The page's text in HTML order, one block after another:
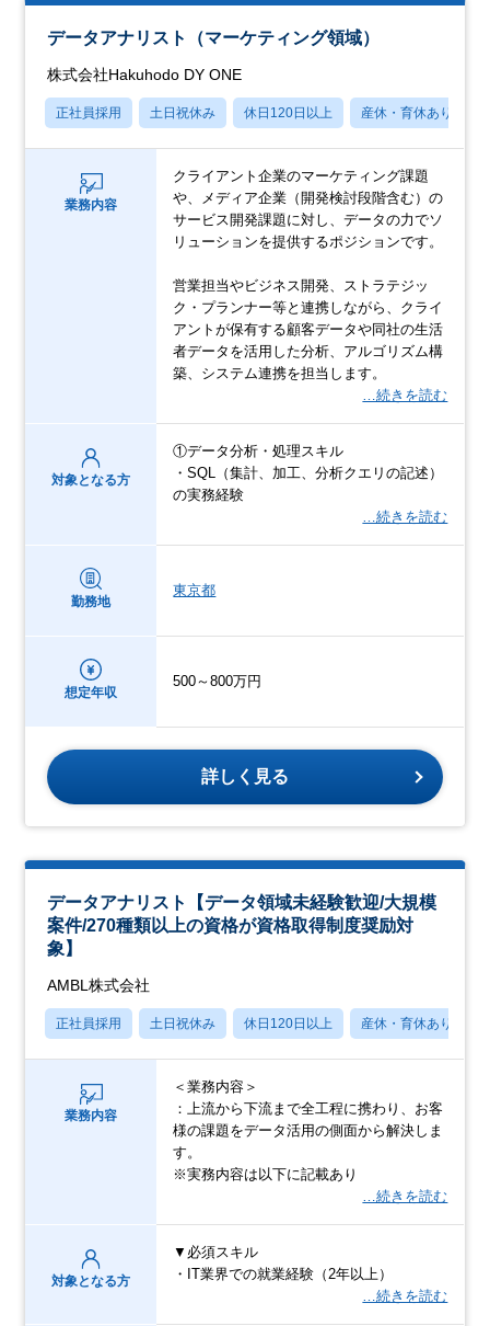
データアナリスト（マーケティング領域）
株式会社Hakuhodo DY ONE
正社員採用 土日祝休み 休日120日以上 産休・育休あり
業務内容
クライアント企業のマーケティング課題
や、メディア企業（開発検討段階含む）の
サービス開発課題に対し、データの力でソ
リューションを提供するポジションです。
営業担当やビジネス開発、ストラテジッ
ク・プランナー等と連携しながら、クライ
アントが保有する顧客データや同社の生活
者データを活用した分析、アルゴリズム構
築、システム連携を担当します。
…続きを読む
対象となる方
①データ分析・処理スキル
・SQL（集計、加工、分析クエリの記述）
の実務経験
…続きを読む
勤務地
東京都
想定年収
500～800万円
詳しく見る
データアナリスト【データ領域未経験歓迎/大規模
案件/270種類以上の資格が資格取得制度奨励対
象】
AMBL株式会社
正社員採用 土日祝休み 休日120日以上 産休・育休あり
業務内容
＜業務内容＞
：上流から下流まで全工程に携わり、お客
様の課題をデータ活用の側面から解決しま
す。
※実務内容は以下に記載あり
…続きを読む
対象となる方
▼必須スキル
・IT業界での就業経験（2年以上）
…続きを読む